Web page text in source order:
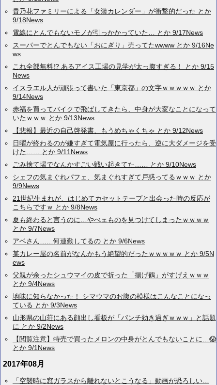
貴乃花ファミリーによる「女装カレンダー」が衝撃的だった とか
9/18News
電線にとんでもないモノが引っかかっていた… とか 9/17News
スーパーでとんでもない「おにぎり」売ってたwwww とか 9/16Ne
ws
これ全部無料!? あるアイス工場の見学が太っ腹すぎる！ とか 9/15
News
イスラエル人が頑張って書いた「東京都」の文字ｗｗｗｗｗ とか
9/14News
赤福を買ってバイクで飛ばしてきたら、中身が大変なことになって
いたｗｗｗ とか 9/13News
【悲報】最近の自己啓発書、もうめちゃくちゃ とか 9/12News
日曜が終わるのが嫌すぎて電気屋に行ったら、逆に大ダメージを受
けた…… とか 9/11News
ごみ捨て場でなんかすごい戦い起きてた…… とか 9/10News
シェフの気まぐれパフェ、気まぐれすぎて戸惑ってるｗｗｗ とか
9/9News
21世紀生まれが、はじめてカセットテープと出会った時の反応が
こちらですｗ とか 9/8News
夏も終わると言うのに…やべェものを見つけてしまったｗｗｗｗ
とか 9/7News
アベさん……何連勤してるの とか 9/6News
某カレー屋の名前がなんかもう絶望的だったｗｗｗｗｗ とか 9/5N
ews
父親が余ったシュウマイの皮で折った「揚げ鶴」がすげえｗｗｗ
とか 9/4News
地味に知らなかった！ シマウマのお腹の模様はこんなことになっ
ている とか 9/3News
山形県の山荘にある顔出し看板が「パンチ効き過ぎｗｗｗ」と話題
に とか 9/2News
【閲覧注意】特売で買ったメロンの中身がとんでもないことに…😱
とか 9/1News
2017年08月
「空襲時に窓ガラスから離れないとこうなる」動画が恐ろしい…